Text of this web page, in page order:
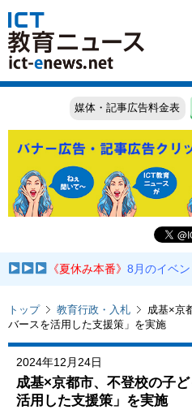
媒体・記事広告料金表
《夏休み本番》8月のイベ
トップ 教育行政・入札
成基×京
バースを活用した支援策」を実施
2024年12月24日
成基×京都市、不登校の子
活用した支援策」を実施